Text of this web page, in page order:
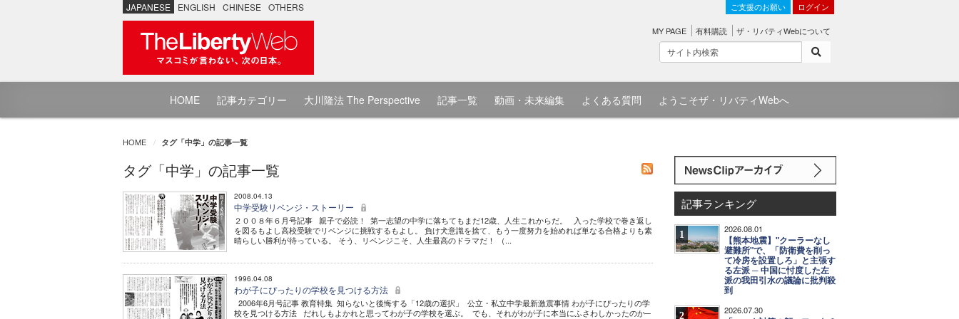
JAPANESE ENGLISH CHINESE OTHERS ご支援のお願い ログイン
MY PAGE 有料購読 ザ・リバティWebについて
HOME 記事カテゴリー 大川隆法 The Perspective 記事一覧 動画・未来編集 よくある質問 ようこそザ・リバティWebへ
HOME タグ「中学」の記事一覧
タグ「中学」の記事一覧
2008.04.13
中学受験リベンジ・ストーリー
２００８年６月号記事 親子で必読！ 第一志望の中学に落ちてもまだ12歳、人生これからだ。 入った学校で巻き返し
を図るもよし高校受験でリベンジに挑戦するもよし。 負け犬意識を捨て、もう一度努力を始めれば単なる合格よりも素
晴らしい勝利が待っている。 そう、リベンジこそ、人生最高のドラマだ！ （...
1996.04.08
わが子にぴったりの学校を見つける方法
2006年6月号記事 教育特集 知らないと後悔する「12歳の選択」 公立・私立中学最新激震事情 わが子にぴったりの学
校を見つける方法 だれしもよかれと思ってわが子の学校を選ぶ。 でも、それがわが子に本当にふさわしかったのか─
記事ランキング
1 2026.08.01
【熊本地震】"クーラーなし
避難所"で、「防衛費を削っ
て冷房を設置しろ」と主張す
る左派 ─ 中国に忖度した左
派の我田引水の議論に批判殺
到
2 2026.07.30